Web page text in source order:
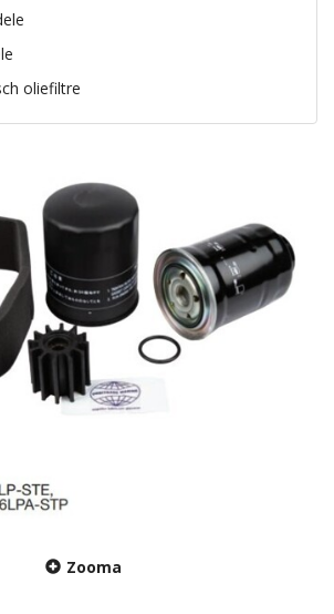
oliefiltre
Zooma